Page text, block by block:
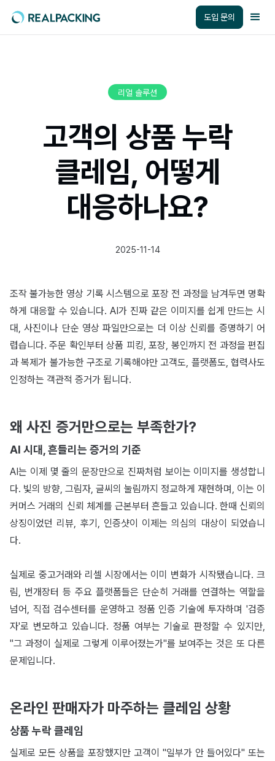
도입 문의
리얼 솔루션
고객의 상품 누락
클레임, 어떻게
대응하나요?
2025-11-14
조작 불가능한 영상 기록 시스템으로 포장 전 과정을 남겨두면 명확
하게 대응할 수 있습니다. AI가 진짜 같은 이미지를 쉽게 만드는 시
대, 사진이나 단순 영상 파일만으로는 더 이상 신뢰를 증명하기 어
렵습니다. 주문 확인부터 상품 피킹, 포장, 봉인까지 전 과정을 편집
과 복제가 불가능한 구조로 기록해야만 고객도, 플랫폼도, 협력사도
인정하는 객관적 증거가 됩니다.
왜 사진 증거만으로는 부족한가?
AI 시대, 흔들리는 증거의 기준
AI는 이제 몇 줄의 문장만으로 진짜처럼 보이는 이미지를 생성합니
다. 빛의 방향, 그림자, 글씨의 눌림까지 정교하게 재현하며, 이는 이
커머스 거래의 신뢰 체계를 근본부터 흔들고 있습니다. 한때 신뢰의
상징이었던 리뷰, 후기, 인증샷이 이제는 의심의 대상이 되었습니
다.
실제로 중고거래와 리셀 시장에서는 이미 변화가 시작됐습니다. 크
림, 번개장터 등 주요 플랫폼들은 단순히 거래를 연결하는 역할을
넘어, 직접 검수센터를 운영하고 정품 인증 기술에 투자하며 '검증
자'로 변모하고 있습니다. 정품 여부는 기술로 판정할 수 있지만,
"그 과정이 실제로 그렇게 이루어졌는가"를 보여주는 것은 또 다른
문제입니다.
온라인 판매자가 마주하는 클레임 상황
상품 누락 클레임
실제로 모든 상품을 포장했지만 고객이 "일부가 안 들어있다" 또는